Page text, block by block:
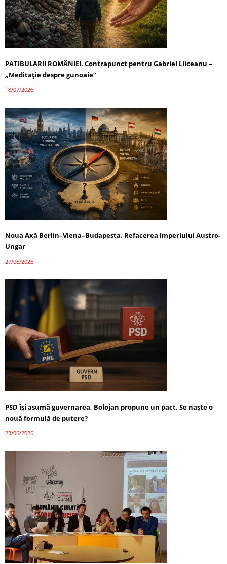
PATIBULARII ROMÂNIEI. Contrapunct pentru Gabriel Liiceanu –
„Meditație despre gunoaie”
18/07/2026
Noua Axă Berlin–Viena–Budapesta. Refacerea Imperiului Austro-
Ungar
27/06/2026
PSD își asumă guvernarea, Bolojan propune un pact. Se naște o
nouă formulă de putere?
23/06/2026